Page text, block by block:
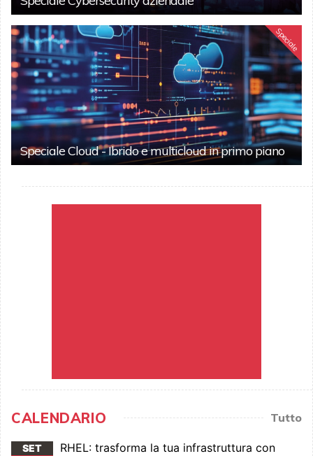
Speciale
Speciale Cloud - Ibrido e multicloud in primo piano
CALENDARIO Tutto
SET
RHEL: trasforma la tua infrastruttura con